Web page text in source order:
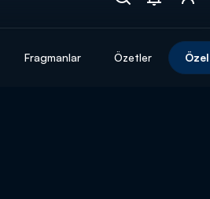
Fragmanlar Özetler